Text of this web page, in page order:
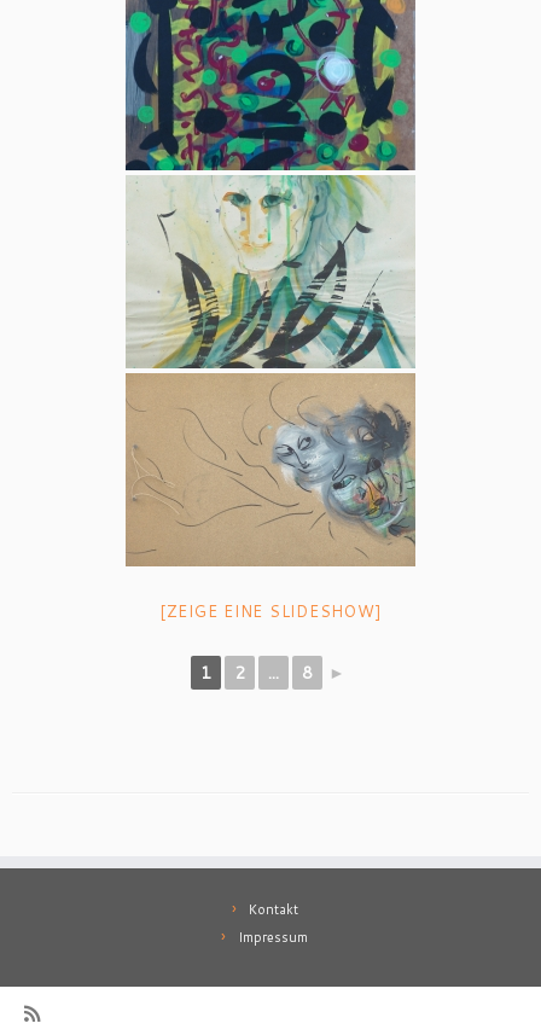
[ZEIGE EINE SLIDESHOW]
1 2 ... 8 ►
Kontakt
Impressum